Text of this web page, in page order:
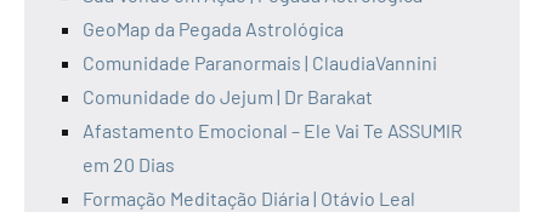
GeoMap da Pegada Astrológica
Comunidade Paranormais | ClaudiaVannini
Comunidade do Jejum | Dr Barakat
Afastamento Emocional – Ele Vai Te ASSUMIR
em 20 Dias
Formação Meditação Diária | Otávio Leal